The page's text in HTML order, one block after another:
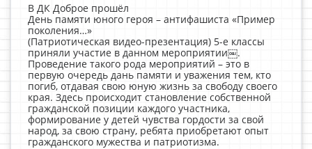
В ДК Доброе прошёл
День памяти юного героя – антифашиста «Пример
поколения…»
(Патриотическая видео-презентация) 5-е классы
приняли участие в данном мероприятии￼.
Проведение такого рода мероприятий – это в
первую очередь дань памяти и уважения тем, кто
погиб, отдавая свою юную жизнь за свободу своего
края. Здесь происходит становление собственной
гражданской позиции каждого участника,
формирование у детей чувства гордости за свой
народ, за свою страну, ребята приобретают опыт
гражданского мужества и патриотизма.